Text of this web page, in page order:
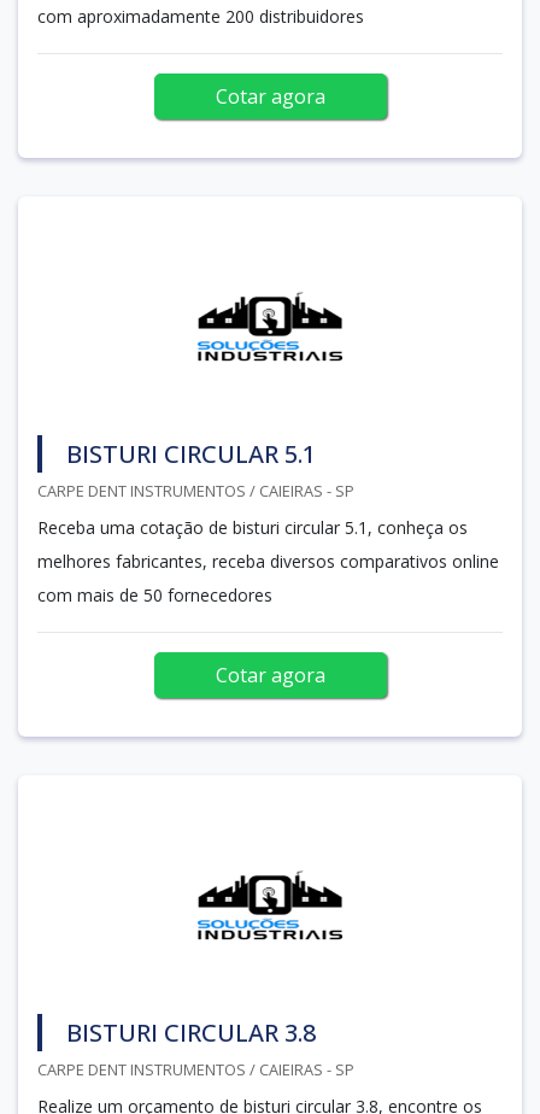
com aproximadamente 200 distribuidores
Cotar agora
BISTURI CIRCULAR 5.1
CARPE DENT INSTRUMENTOS / CAIEIRAS - SP
Receba uma cotação de bisturi circular 5.1, conheça os
melhores fabricantes, receba diversos comparativos online
com mais de 50 fornecedores
Cotar agora
BISTURI CIRCULAR 3.8
CARPE DENT INSTRUMENTOS / CAIEIRAS - SP
Realize um orçamento de bisturi circular 3.8, encontre os